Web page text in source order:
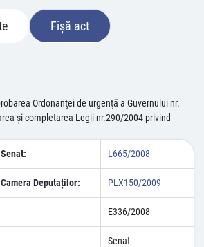
Fișă act
Ordonanţei de urgenţã a Guvernului nr.
şi completarea Legii nr.290/2004 privind
L665/2008
Deputaților: PLX150/2009
E336/2008
Senat